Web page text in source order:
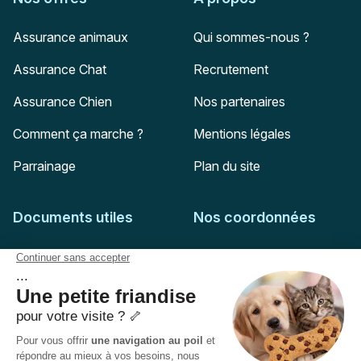
Assurance animaux
Assurance Chat
Assurance Chien
Comment ça marche ?
Parrainage
Qui sommes-nous ?
Recrutement
Nos partenaires
Mentions légales
Plan du site
Documents utiles
Feuille de soins
Conditions générales
Politique de confidentialité
Politique des Cookies
Nos coordonnées
51-55 rue Hoche
94767
Ivry-sur-Seine
Pas encore client ?
Mail :
adhesion@assuropoil.com